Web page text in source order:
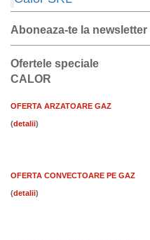
Aboneaza-te la newsletter
Ofertele speciale
CALOR
OFERTA ARZATOARE GAZ
( )
OFERTA CONVECTOARE PE GAZ
( )